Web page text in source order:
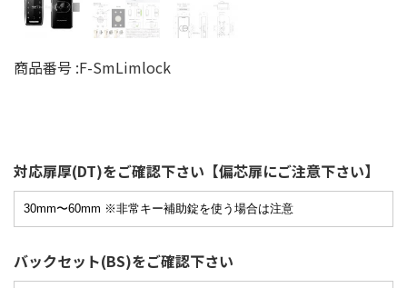
商品番号 :F-SmLimlock
対応扉厚(DT)をご確認下さい【偏芯扉にご注意下さい】
バックセット(BS)をご確認下さい